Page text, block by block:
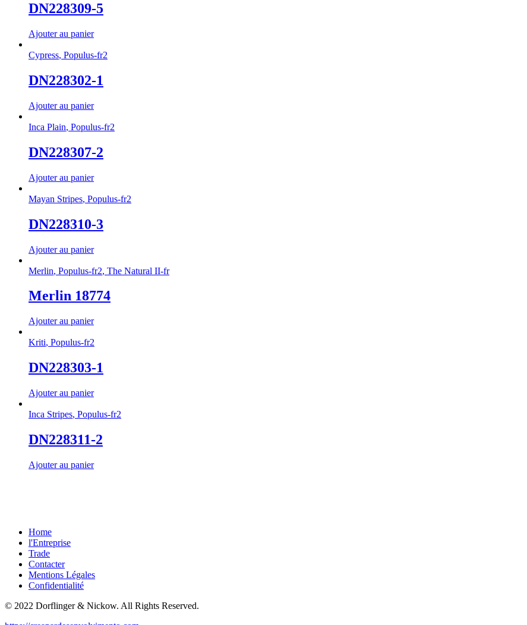
DN228309-5
Ajouter au panier
Cypress, Populus-fr2
DN228302-1
Ajouter au panier
Inca Plain, Populus-fr2
DN228307-2
Ajouter au panier
Mayan Stripes, Populus-fr2
DN228310-3
Ajouter au panier
Merlin, Populus-fr2, The Natural II-fr
Merlin 18774
Ajouter au panier
Kriti, Populus-fr2
DN228303-1
Ajouter au panier
Inca Stripes, Populus-fr2
DN228311-2
Ajouter au panier
Home
l'Entreprise
Trade
Contacter
Mentions Légales
Confidentialité
© 2022 Dorflinger & Nickow. All Rights Reserved.